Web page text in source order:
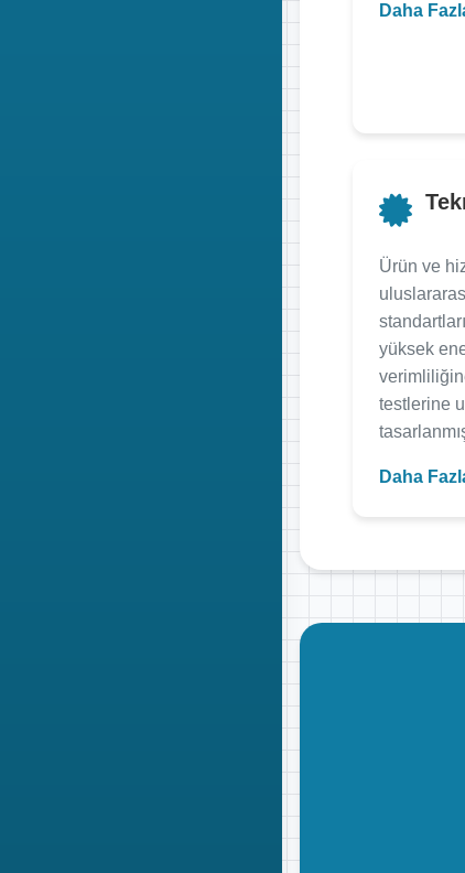
Daha
Ürün ve
yüksek
testlerine
Daha